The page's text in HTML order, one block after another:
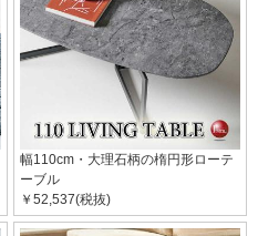
幅110cm・大理石柄の楕円形ローテ
ーブル
￥52,537(税抜)